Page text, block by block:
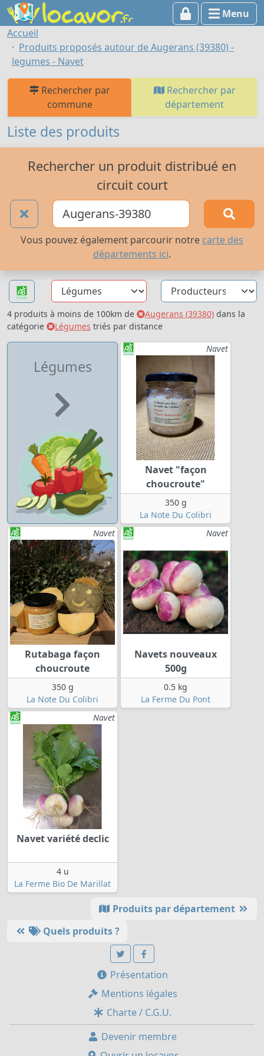
Menu
Accueil
Produits proposés autour de Augerans (39380) -
legumes - Navet
Rechercher par
commune
Rechercher par
département
Liste des produits
Rechercher un produit distribué en
circuit court
Vous pouvez également parcourir notre carte des
départements ici.
4 produits à moins de 100km de Augerans (39380) dans la
catégorie
Légumes triés par distance
Légumes
Navet
Navet "façon
choucroute"
350 g
La Note Du Colibri
Navet
Rutabaga façon
choucroute
350 g
La Note Du Colibri
Navet
Navets nouveaux
500g
0.5 kg
La Ferme Du Pont
Navet
Navet variété declic
4 u
La Ferme Bio De Marillat
Produits par département
Quels produits ?
Présentation
Mentions légales
Charte / C.G.U.
Devenir membre